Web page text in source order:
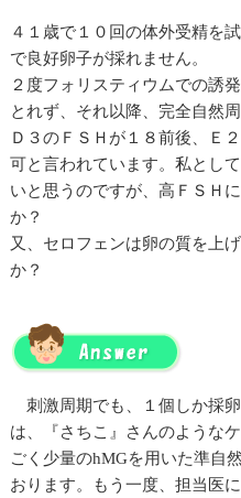
４１歳で１０回の体外受精を
で良好卵子が採れません。
２度フォリスティウムでの誘
とれず、それ以降、完全自然
Ｄ３のＦＳＨが１８前後、Ｅ
可と言われています。私とし
いと思うのですが、高ＦＳＨ
か？
又、セロフェンは卵の質を上
か？
刺激周期でも、１個しか採
は、『さちこ』さんのような
ごく少量のhMGを用いた準自
おります。もう一度、担当医